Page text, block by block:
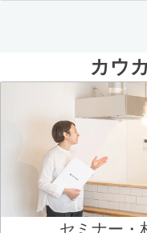
カウ
セミナー・